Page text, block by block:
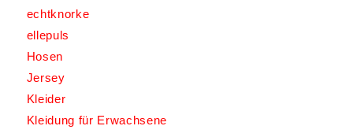
echtknorke
ellepuls
Hosen
Jersey
Kleider
Kleidung für Erwachsene